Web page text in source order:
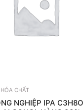
CHẤT
NGHIỆP IPA